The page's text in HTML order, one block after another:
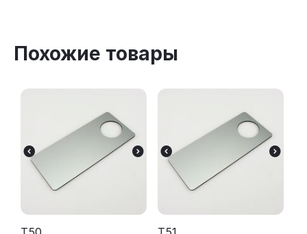
Похожие товары